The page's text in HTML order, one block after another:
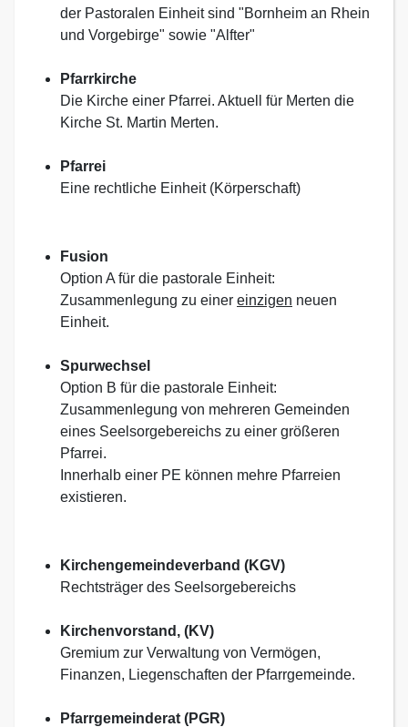
der Pastoralen Einheit sind "Bornheim an Rhein
und Vorgebirge" sowie "Alfter"
Pfarrkirche
Die Kirche einer Pfarrei. Aktuell für Merten die
Kirche St. Martin Merten.
Pfarrei
Eine rechtliche Einheit (Körperschaft)
Fusion
Option A für die pastorale Einheit:
Zusammenlegung zu einer einzigen neuen
Einheit.
Spurwechsel
Option B für die pastorale Einheit:
Zusammenlegung von mehreren Gemeinden
eines Seelsorgebereichs zu einer größeren
Pfarrei.
Innerhalb einer PE können mehre Pfarreien
existieren.
Kirchengemeindeverband (KGV)
Rechtsträger des Seelsorgebereichs
Kirchenvorstand, (KV)
Gremium zur Verwaltung von Vermögen,
Finanzen, Liegenschaften der Pfarrgemeinde.
Pfarrgemeinderat (PGR)